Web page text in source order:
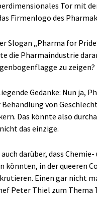
Tor mit
Firmenlogo des
Slogan „Pharma for
die Pharmaindustrie
zu zeigen?
Gedanke: Nun ja,
von
Das könnte also
das einzige.
darüber, dass
könnten, in der queeren
Einen gar nicht
Peter Thiel zum Thema